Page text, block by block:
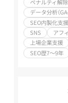
ペナルティ解除
データ分析（
SEO内製化支援
SNS
アフ
上場企業支援
SEO歴7～9年